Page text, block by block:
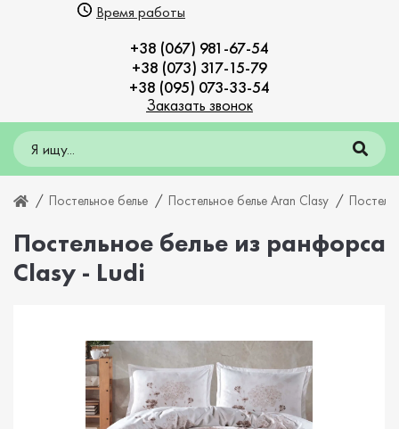
Время работы
+38 (067) 981-67-54
+38 (073) 317-15-79
+38 (095) 073-33-54
Заказать звонок
Постельное белье Постельное белье Aran Clasy
Постельное белье из ранфорса
Clasy - Ludi